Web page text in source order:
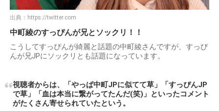
出典： https://twitter.com
中町綾のすっぴんが兄とソックリ！！
こうしてすっぴんが綺麗と話題の中町綾さんですが、すっぴ
んが兄JPにソックリとも話題になっています。
視聴者からは、「やっぱ中町JPに似てて草」「すっぴんJP
で草」「血は本当に繋がってたんだ(笑)」といったコメント
がたくさん寄せられていたという。